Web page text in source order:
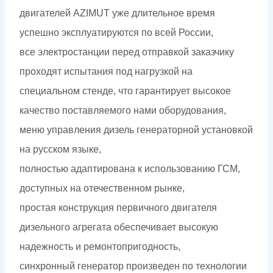
двигателей AZIMUT уже длительное время
успешно эксплуатируются по всей России,
все электростанции перед отправкой заказчику
проходят испытания под нагрузкой на
специальном стенде, что гарантирует высокое
качество поставляемого нами оборудования,
меню управления дизель генераторной установкой
на русском языке,
полностью адаптирована к использованию ГСМ,
доступных на отечественном рынке,
простая конструкция первичного двигателя
дизельного агрегата обеспечивает высокую
надежность и ремонтопригодность,
синхронный генератор произведен по технологии